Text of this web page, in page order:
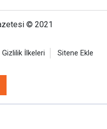
© 2021
Gizlilik İlkeleri Sitene Ekle